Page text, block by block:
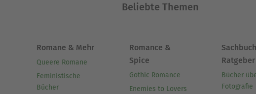
Beliebte Themen
Romane & Mehr
Queere Romane
Feministische
Bücher
Romance &
Spice
Gothic Romance
Enemies to Lovers
Ratgeber
Bücher
Fotografie